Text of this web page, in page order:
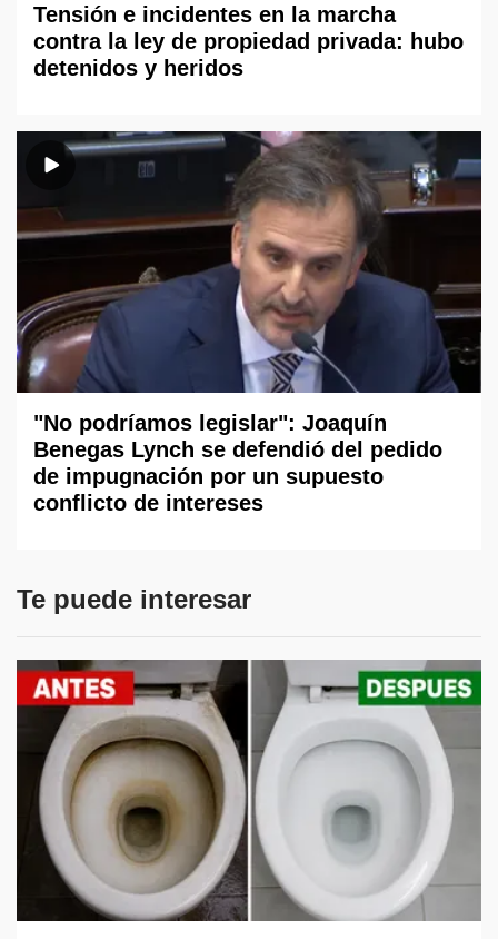
Tensión e incidentes en la marcha
contra la ley de propiedad privada: hubo
detenidos y heridos
"No podríamos legislar": Joaquín
Benegas Lynch se defendió del pedido
de impugnación por un supuesto
conflicto de intereses
Te puede interesar